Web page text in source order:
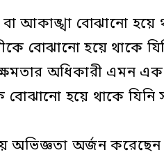
বা আকাঙ্খা বোঝানো হয়ে
বোঝানো হয়ে থাকে
ক্ষমতার অধিকারী এমন
হয়ে থাকে যিনি
অভিজ্ঞতা অর্জন